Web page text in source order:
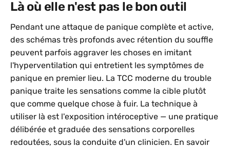
Là où elle n'est pas le bon outil
Pendant une attaque de panique complète et active,
des schémas très profonds avec rétention du souffle
peuvent parfois aggraver les choses en imitant
l'hyperventilation qui entretient les symptômes de
panique en premier lieu. La TCC moderne du trouble
panique traite les sensations comme la cible plutôt
que comme quelque chose à fuir. La technique à
utiliser là est l'exposition intéroceptive — une pratique
délibérée et graduée des sensations corporelles
redoutées, sous la conduite d'un clinicien. En savoir